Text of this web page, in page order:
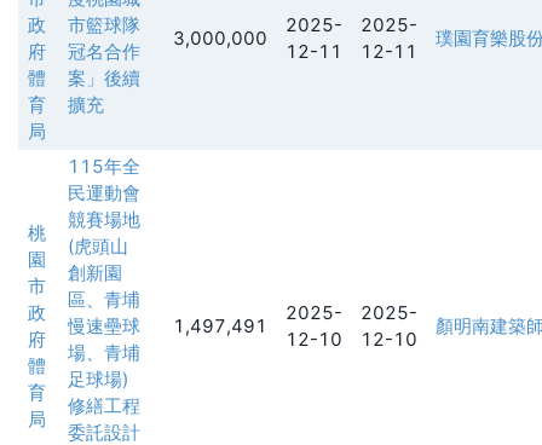
政
府
體
育
局
市籃球隊
冠名合作
案」後續
擴充
3,000,000
2025-
12-11
2025-
12-11
璞園育樂股
桃
園
市
政
府
體
育
局
115年全
民運動會
競賽場地
(虎頭山
創新園
區、青埔
慢速壘球
場、青埔
足球場)
修繕工程
委託設計
1,497,491
2025-
12-10
2025-
12-10
顏明南建築